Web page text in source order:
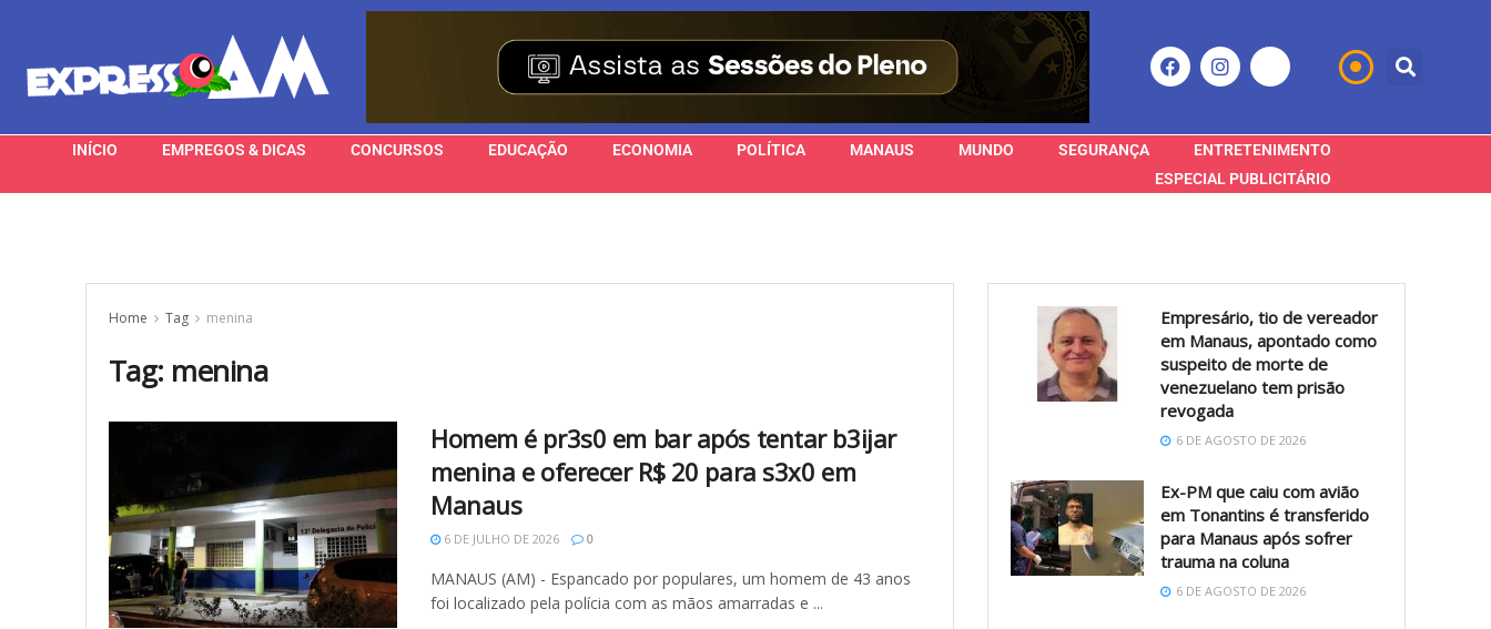
INÍCIO EMPREGOS & DICAS CONCURSOS EDUCAÇÃO ECONOMIA POLÍTICA MANAUS MUNDO SEGURANÇA
ENTRETENIMENTO
ESPECIAL PUBLICITÁRIO
Home Tag menina
Tag: menina
Homem é pr3s0 em bar após tentar b3ijar
menina e oferecer R$ 20 para s3x0 em
Manaus
6 DE JULHO DE 2026 0
MANAUS (AM) - Espancado por populares, um homem de 43 anos
foi localizado pela polícia com as mãos amarradas e ...
Empresário, tio de vereador
em Manaus, apontado como
suspeito de morte de
venezuelano tem prisão
revogada
6 DE AGOSTO DE 2026
Ex-PM que caiu com avião
em Tonantins é transferido
para Manaus após sofrer
trauma na coluna
6 DE AGOSTO DE 2026